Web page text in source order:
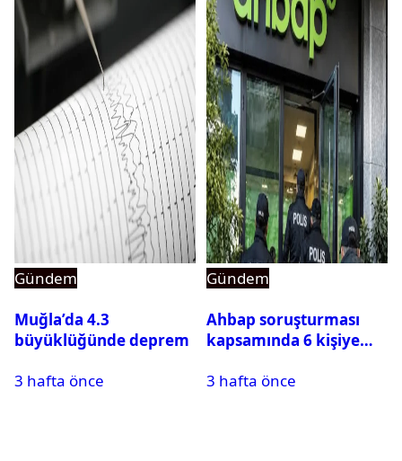
Gündem
Muğla’da 4.3
büyüklüğünde deprem
3 hafta önce
Gündem
Ahbap soruşturması
kapsamında 6 kişiye
5 kişi serbest kaldı
3 hafta önce